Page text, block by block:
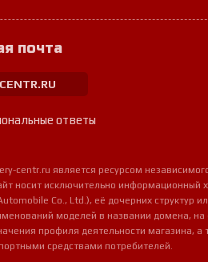
почта
ответы
centr.ru является ресурсом
носит исключительно информационный
Co., Ltd.), её дочерних структур
моделей в названии домена,
профиля деятельности магазина,
средствами потребителей.